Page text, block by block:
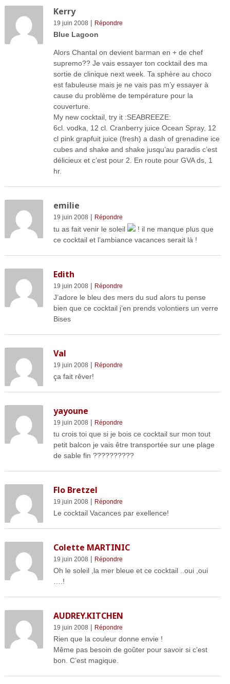
Kerry
19 juin 2008 | Répondre
Blue Lagoon
Alors Chantal on devient barman en + de chef
supremo?? Je vais essayer ton cocktail des ma
sortie de clinique next week. Ta sphère au choco
est fabuleuse mais je ne vais pas m’y essayer à
cause du problème de température pour la
couverture.
My new cocktail, try it :SEABREEZE:
6cl. vodka, 12 cl. Cranberry juice Ocean Spray, 12
cl pink grapfuit juice (fresh) a dash of grenadine ice
cubes and shake and shake jusqu’au paradis c’est
délicieux et c’est pour 2. En route pour GVA ds, 1
hr.
emilie
19 juin 2008 | Répondre
tu as fait venir le soleil
! il ne manque plus que
ce cocktail et l’ambiance vacances serait là !
Edith
19 juin 2008 | Répondre
J’adore le bleu des mers du sud alors tu pense
bien que ce cocktail j’en prends volontiers un verre
Bises
Val
19 juin 2008 | Répondre
ça fait rêver!
yayoune
19 juin 2008 | Répondre
tu crois toi que si je bois ce cocktail sur mon tout
petit balcon je vais être transportée sur une plage
de sable fin ??????????
Flo Bretzel
19 juin 2008 | Répondre
Le cocktail Vacances par exellence!
Colette MARTINIC
19 juin 2008 | Répondre
Oh le soleil ,la mer bleue et ce cocktail ..oui ,oui
….!
AUDREY.KITCHEN
19 juin 2008 | Répondre
Rien que la couleur donne envie !
Même pas besoin de goûter pour savoir si c’est
bon. C’est magique.